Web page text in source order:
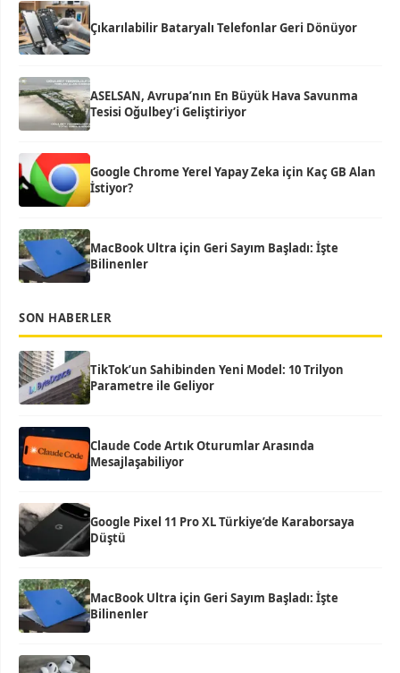
Çıkarılabilir Bataryalı Telefonlar Geri Dönüyor
ASELSAN, Avrupa’nın En Büyük Hava Savunma
Tesisi Oğulbey’i Geliştiriyor
Google Chrome Yerel Yapay Zeka için Kaç GB Alan
İstiyor?
MacBook Ultra için Geri Sayım Başladı: İşte
Bilinenler
SON HABERLER
TikTok’un Sahibinden Yeni Model: 10 Trilyon
Parametre ile Geliyor
Claude Code Artık Oturumlar Arasında
Mesajlaşabiliyor
Google Pixel 11 Pro XL Türkiye’de Karaborsaya
Düştü
MacBook Ultra için Geri Sayım Başladı: İşte
Bilinenler